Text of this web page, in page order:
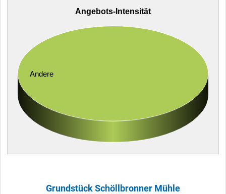
Angebots-Intensität
Andere
Grundstück Schöllbronner Mühle